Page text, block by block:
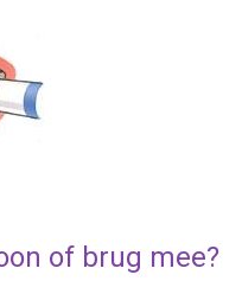
of brug mee?